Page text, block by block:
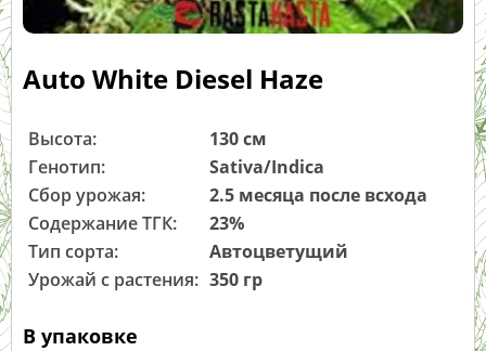
Auto White Diesel Haze
Высота:
130 см
Генотип:
Sativa/Indica
Сбор урожая:
2.5 месяца после всхода
Содержание ТГК:
23%
Тип сорта:
Автоцветущий
Урожай с растения: 350 гр
В упаковке